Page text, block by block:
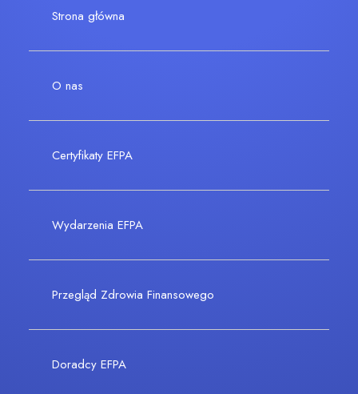
Strona główna
O nas
Certyfikaty EFPA
Wydarzenia EFPA
Przegląd Zdrowia Finansowego
Doradcy EFPA